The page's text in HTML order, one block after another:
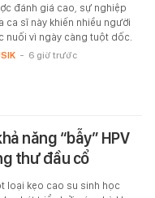
đánh giá cao, sự nghiệp
ca sĩ này khiến nhiều người
nuối vì ngày càng tuột dốc.
- 6 giờ trước
năng “bẫy” HPV
thư đầu cổ
loại kẹo cao su sinh học